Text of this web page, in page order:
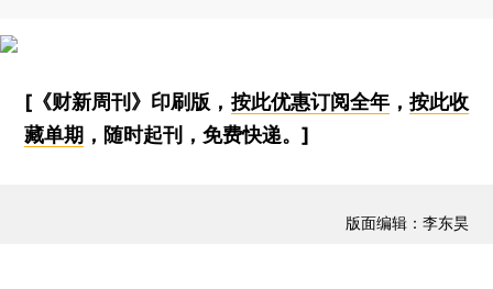
[《财新周刊》印刷版， 按此优惠订阅全年， 按此收
藏单期 ，随时起刊，免费快递。]
版面编辑：李东昊